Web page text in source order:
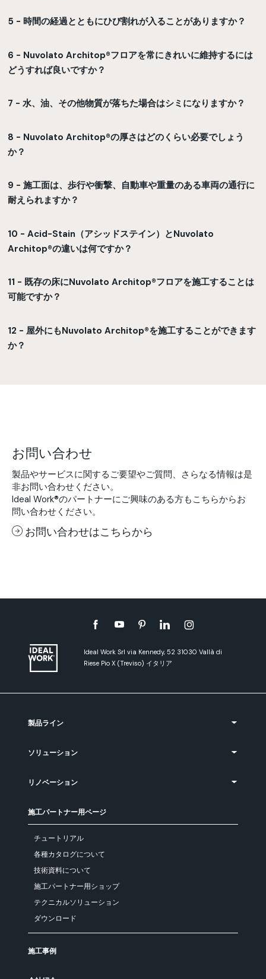
5 - 時間の経過とともにひび割れが入ることがありますか？
6 - Nuvolato Architop®フロアを常にきれいに維持するには
どうすれば良いですか？
7 - 水、油、その他物質が落ちた場合はシミになりますか？
8 - Nuvolato Architop®の厚さはどのくらい必要でしょう
か？
9 - 施工面は、歩行や衝撃、自動車や重量のある車両の通行に
耐えられますか？
10 - Acid-Stain（アシッドステイン）とNuvolato
Architop®の違いは何ですか？
11 - 既存の床にNuvolato Architop®フロアを施工することは
可能ですか？
12 - 屋外にもNuvolato Architop®を施工することができます
か？
お問い合わせ
製品やサービスに関するご要望やご質問、さらなる情報は是
非お問い合わせください。
Ideal Work®のパートナーにご興味のある方もこちらからお
問い合わせください。
お問い合わせはこちらから
Ideal Work Srl via Kennedy, 52 31030 Vallà di
Riese Pio X (Treviso) イタリア
製品ライン
ソリューション
リノベーション
施工パートナー用ページ
チュートリアル
各種カタログについて
技術資料について
施工パートナー用ショップ
テクニカルソリューション
ダウンロード
施工事例